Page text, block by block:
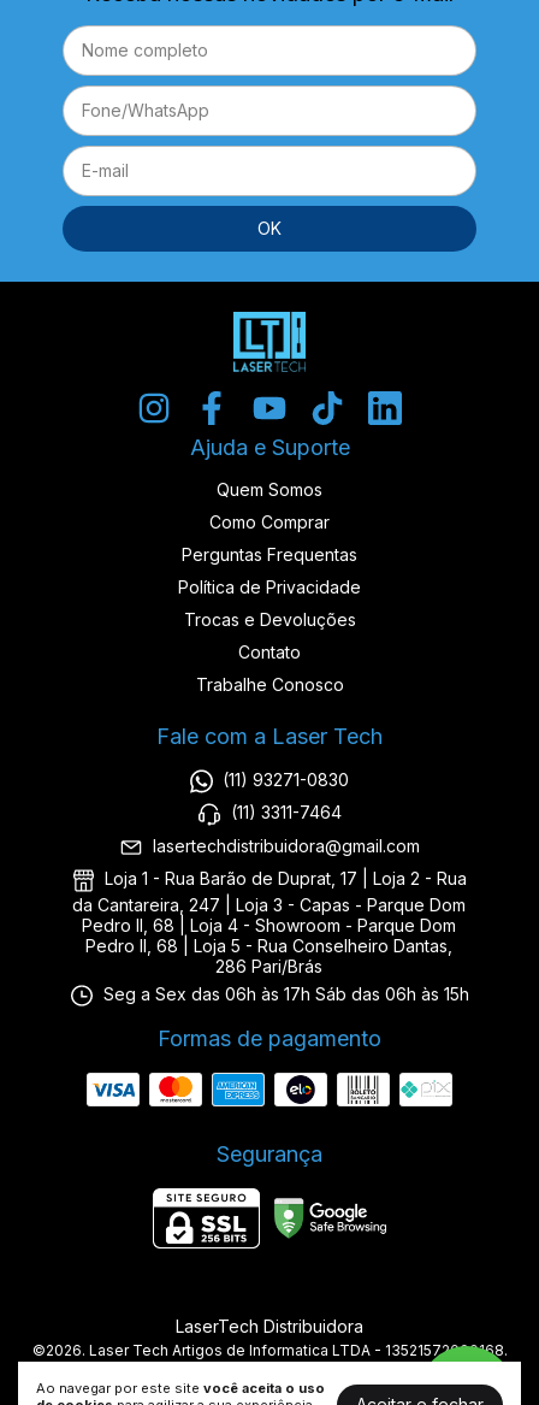
Ao navegar por este site você aceita o uso
Ajuda e Suporte
Quem Somos
Como Comprar
Perguntas Frequentas
Política de Privacidade
Trocas e Devoluções
Contato
Trabalhe Conosco
Fale com a Laser Tech
(11) 93271-0830
(11) 3311-7464
lasertechdistribuidora@gmail.com
Loja 1 - Rua Barão de Duprat, 17 | Loja 2 - Rua
da Cantareira, 247 | Loja 3 - Capas - Parque Dom
Pedro II, 68 | Loja 4 - Showroom - Parque Dom
Pedro II, 68 | Loja 5 - Rua Conselheiro Dantas,
286 Pari/Brás
Seg a Sex das 06h às 17h Sáb das 06h às 15h
Formas de pagamento
Segurança
LaserTech Distribuidora
©2026. Laser Tech Artigos de Informatica LTDA - 13521572000168.